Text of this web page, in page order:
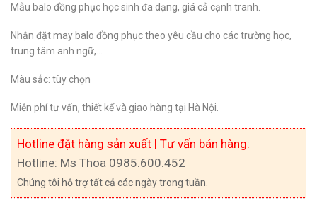
Mẫu balo đồng phục học sinh đa dạng, giá cả cạnh tranh.
Nhận đặt may balo đồng phục theo yêu cầu cho các trường học,
trung tâm anh ngữ,…
Màu sắc: tùy chọn
Miễn phí tư vấn, thiết kế và giao hàng tại Hà Nội.
Hotline đặt hàng sản xuất | Tư vấn bán hàng:
Hotline: Ms Thoa 0985.600.452
Chúng tôi hỗ trợ tất cả các ngày trong tuần.